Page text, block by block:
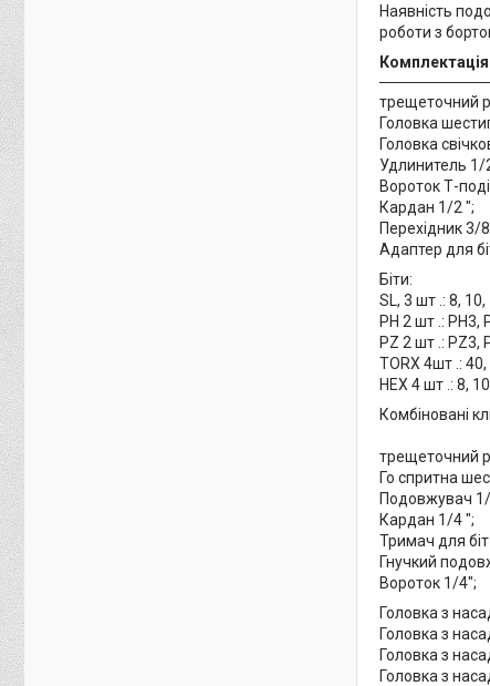
Наявність
роботи з
Комплектація
трещеточний
Головка
Головка
Удлинитель 1/
Вороток Т-
Кардан 1/2 ";
Перехідник 3/
Адаптер для
Біти:
SL, 3 шт .: 8,
PH 2 шт .: PH3,
PZ 2 шт .: PZ3,
TORX 4шт .: 40,
HEX 4 шт .: 8,
Комбіновані
трещеточний
Го спритна
Подовжувач 1/
Кардан 1/4 ";
Тримач для
Гнучкий
Вороток 1/4";
Головка з
Головка з
Головка з
Головка з